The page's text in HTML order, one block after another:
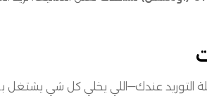
التوريد عندك—اللي يخلي كل شي يشتغل